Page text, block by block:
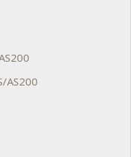
AS200